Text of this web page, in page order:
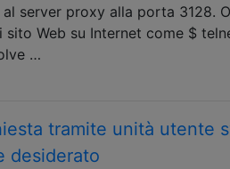
server proxy alla porta 3128.
sito Web su Internet come $
…
tramite unità utente
desiderato